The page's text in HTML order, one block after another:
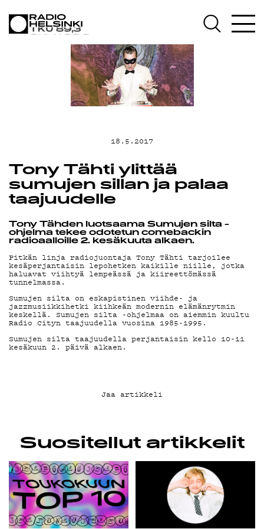
AJANKOHTAISTA
OHJELMAT
TEKIJÄT
ON-DEMAND
PODCAST
MAINOSTA
YHTEYSTIEDOT
G LIVELAB
YSTÄVÄKLUBI
TIETOSUOJA
18.5.2017
Tony Tähti ylittää
sumujen sillan ja palaa
taajuudelle
Tony Tähden luotsaama Sumujen silta -
ohjelma tekee odotetun comebackin
radioaalloille 2. kesäkuuta alkaen.
Pitkän linja radiojuontaja Tony Tähti tarjoilee
kesäperjantaisin lepohetken kaikille niille, jotka
haluavat viihtyä lempeässä ja kiireettömässä
tunnelmassa.
Sumujen silta on eskapistinen viihde- ja
jazzmusiikkihetki kiihkeän modernin elämänrytmin
keskellä. Sumujen silta -ohjelmaa on aiemmin kuultu
Radio Cityn taajuudella vuosina 1985-1995.
Sumujen silta taajuudella perjantaisin kello 10-11
kesäkuun 2. päivä alkaen.
Jaa artikkeli
Suositellut artikkelit